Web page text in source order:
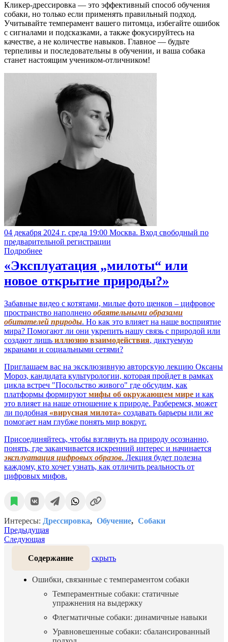
Кликер-дрессировка — это эффективный способ обучения
собаки, но только если применять правильный подход.
Учитывайте темперамент вашего питомца, избегайте ошибок
с сигналами и подсказками, а также фокусируйтесь на
качестве, а не количестве навыков. Главное — будьте
терпеливы и последовательны в обучении, и ваша собака
станет настоящим учеником-отличником!
04 декабря 2024 г. среда 19:00 Москва. Вход свободный по
предварительной регистрации
Подробнее
«Эксплуатация „милоты“ или
новое открытие природы?»
Забавные видео с котятами, милые фото щенков – цифровое
пространство наполнено обаятельными образами
обитателей природы. Но как это влияет на наше восприятие
мира? Помогают ли они укрепить нашу связь с природой или
создают лишь иллюзию взаимодействия, диктуемую
экранами и социальными сетями?
Приглашаем вас на эксклюзивную авторскую лекцию Оксаны
Мороз, кандидата культурологии, которая пройдет в рамках
цикла встреч "Посольство живого" где обсудим, как
платформы формируют мифы об окружающем мире и как
это влияет на наше отношение к природе. Разберемся, может
ли подобная «вирусная милота» создавать барьеры или же
помогает нам глубже понять мир вокруг.
Присоединяйтесь, чтобы взглянуть на природу осознанно,
понять, где заканчивается искренний интерес и начинается
эксплуатация цифровых образов. Лекция будет полезна
каждому, кто хочет узнать, как отличить реальность от
цифровых мифов.
Интересы: Дрессировка Обучение
Собаки
Предыдущая
Следующая
Содержание скрыть
Ошибки, связанные с темпераментом собаки
Темпераментные собаки: статичные
упражнения на выдержку
Флегматичные собаки: динамичные навыки
Уравновешенные собаки: сбалансированный